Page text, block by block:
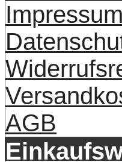
Impressum
AGB